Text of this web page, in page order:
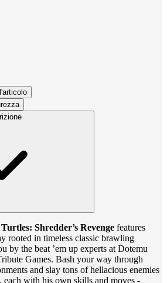
Shredder’s Revenge features
rooted in timeless classic brawling
by the beat ’em up experts at Dotemu
Games. Bash your way through
and slay tons of hellacious enemies
with his own skills and moves -